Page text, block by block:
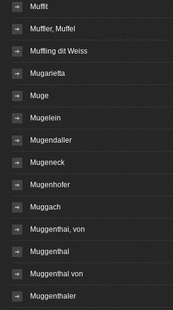
Muffit
Muffler, Muffel
Muffling dit Weiss
Mugarietta
Muge
Mugelein
Mugendaller
Mugeneck
Mugenhofer
Muggach
Muggenthai, von
Muggenthal
Muggenthal von
Muggenthaler